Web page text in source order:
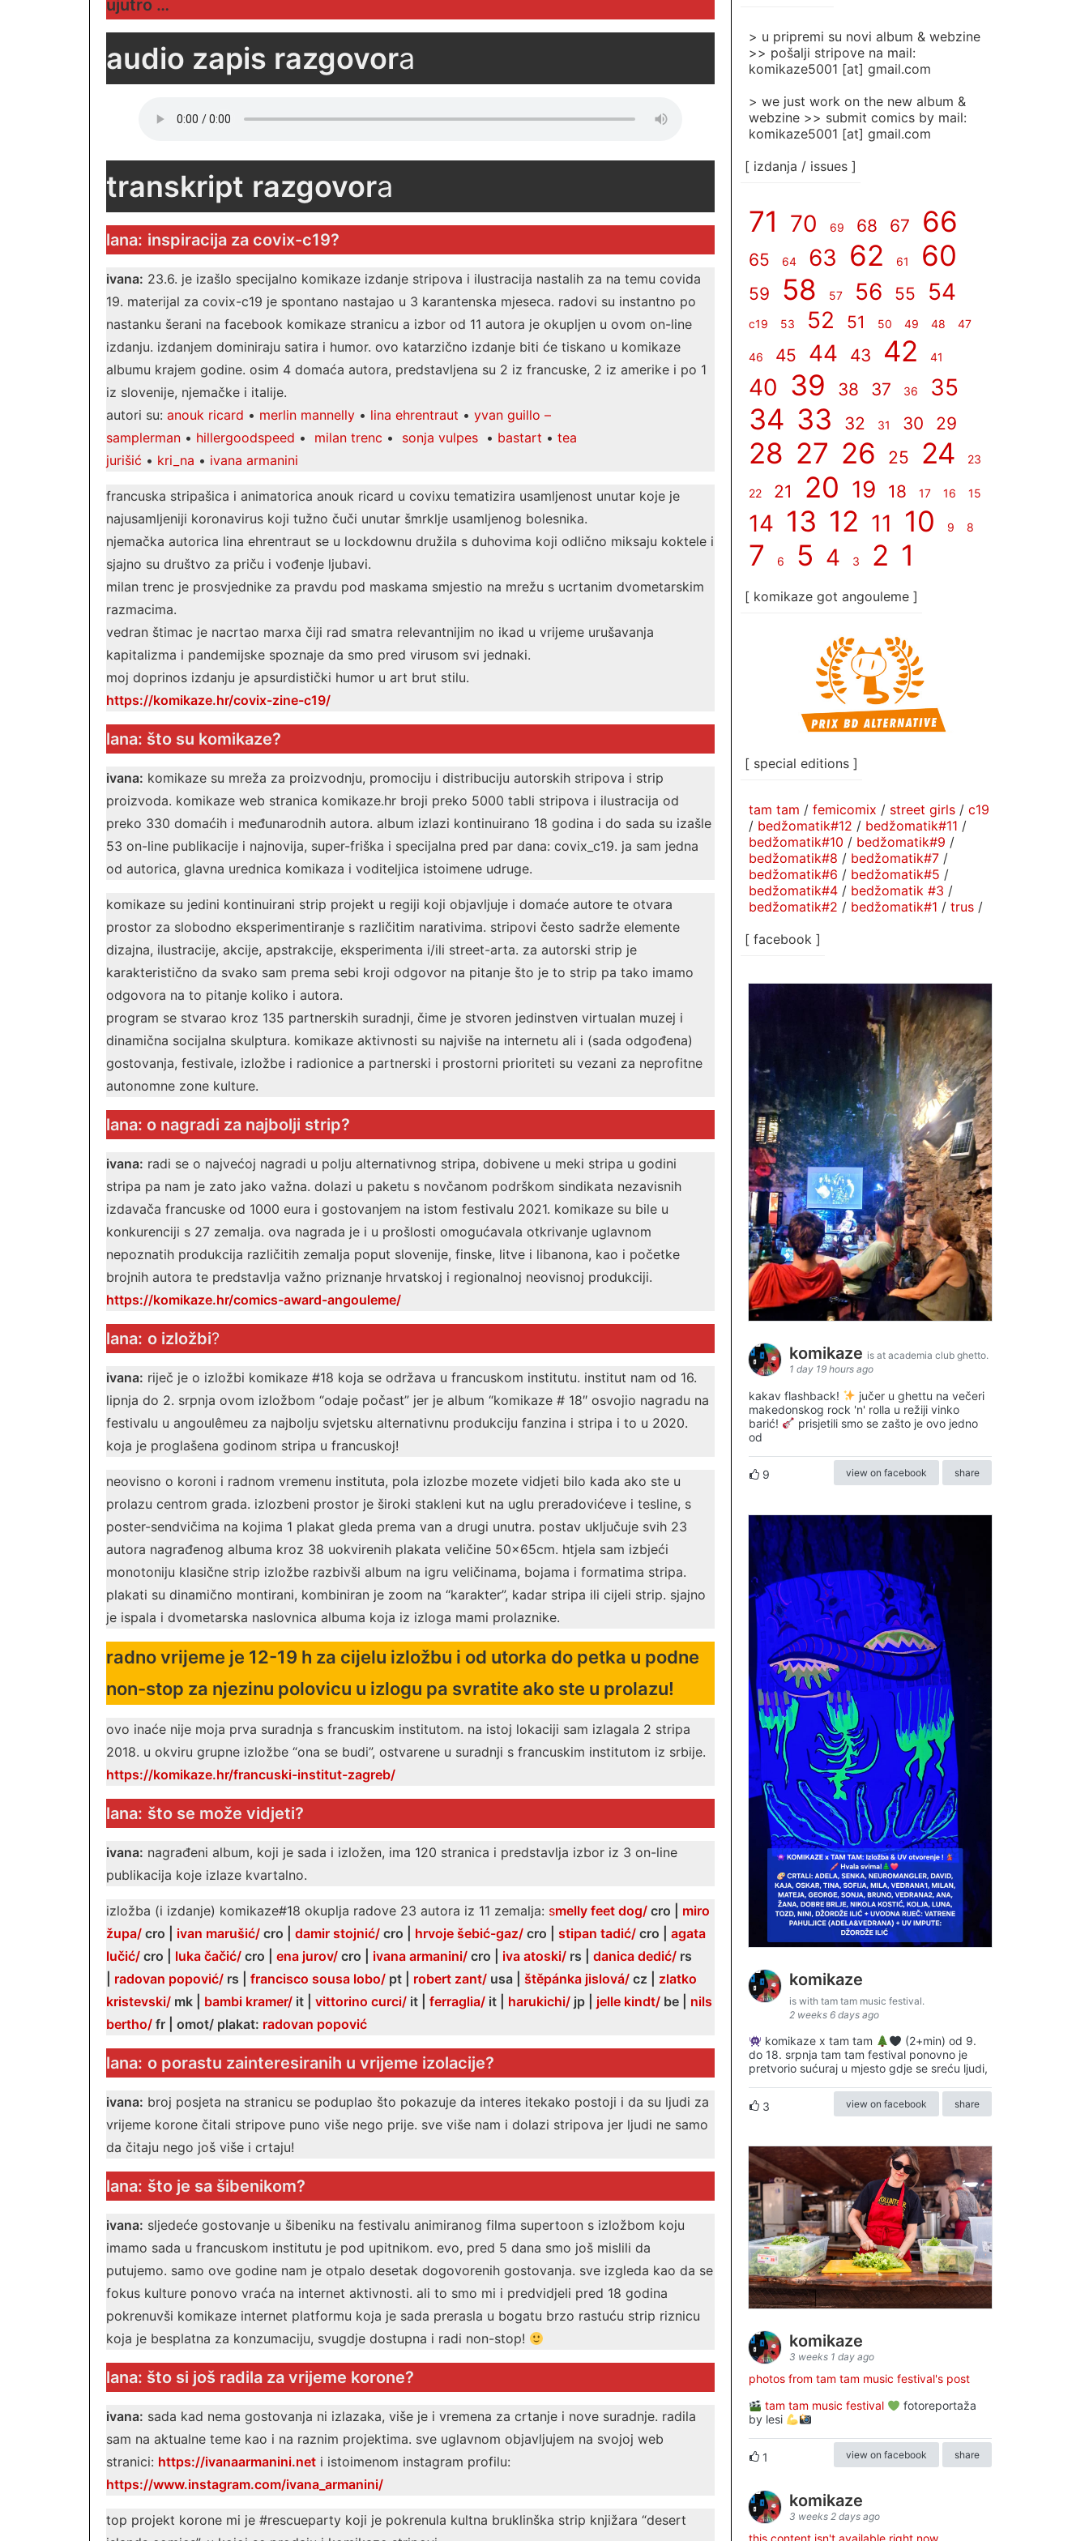
ujutro …
audio zapis razgovora
transkript razgovora
lana: inspiracija za covix-c19?
ivana: 23.6. je izašlo specijalno komikaze izdanje stripova i ilustracija nastalih za na temu covida
19. materijal za covix-c19 je spontano nastajao u 3 karantenska mjeseca. radovi su instantno po
nastanku šerani na facebook komikaze stranicu a izbor od 11 autora je okupljen u ovom on-line
izdanju. izdanjem dominiraju satira i humor. ovo katarzično izdanje biti će tiskano u komikaze
albumu krajem godine. osim 4 domaća autora, predstavljena su 2 iz francuske, 2 iz amerike i po 1
iz slovenije, njemačke i italije.
autori su: anouk ricard • merlin mannelly • lina ehrentraut • yvan guillo –
samplerman • hillergoodspeed • milan trenc • sonja vulpes • bastart • tea
jurišić • kri_na • ivana armanini
francuska stripašica i animatorica anouk ricard u covixu tematizira usamljenost unutar koje je
najusamljeniji koronavirus koji tužno čuči unutar šmrklje usamljenog bolesnika.
njemačka autorica lina ehrentraut se u lockdownu družila s duhovima koji odlično miksaju koktele i
sjajno su društvo za priču i vođenje ljubavi.
milan trenc je prosvjednike za pravdu pod maskama smjestio na mrežu s ucrtanim dvometarskim
razmacima.
vedran štimac je nacrtao marxa čiji rad smatra relevantnijim no ikad u vrijeme urušavanja
kapitalizma i pandemijske spoznaje da smo pred virusom svi jednaki.
moj doprinos izdanju je apsurdistički humor u art brut stilu.
https://komikaze.hr/covix-zine-c19/
lana: što su komikaze?
ivana: komikaze su mreža za proizvodnju, promociju i distribuciju autorskih stripova i strip
proizvoda. komikaze web stranica komikaze.hr broji preko 5000 tabli stripova i ilustracija od
preko 330 domaćih i međunarodnih autora. album izlazi kontinuirano 18 godina i do sada su izašle
53 on-line publikacije i najnovija, super-friška i specijalna pred par dana: covix_c19. ja sam jedna
od autorica, glavna urednica komikaza i voditeljica istoimene udruge.
komikaze su jedini kontinuirani strip projekt u regiji koji objavljuje i domaće autore te otvara
prostor za slobodno eksperimentiranje s različitim narativima. stripovi često sadrže elemente
dizajna, ilustracije, akcije, apstrakcije, eksperimenta i/ili street-arta. za autorski strip je
karakteristično da svako sam prema sebi kroji odgovor na pitanje što je to strip pa tako imamo
odgovora na to pitanje koliko i autora.
program se stvarao kroz 135 partnerskih suradnji, čime je stvoren jedinstven virtualan muzej i
dinamična socijalna skulptura. komikaze aktivnosti su najviše na internetu ali i (sada odgođena)
gostovanja, festivale, izložbe i radionice a partnerski i prostorni prioriteti su vezani za neprofitne
autonomne zone kulture.
lana: o nagradi za najbolji strip?
ivana: radi se o najvećoj nagradi u polju alternativnog stripa, dobivene u meki stripa u godini
stripa pa nam je zato jako važna. dolazi u paketu s novčanom podrškom sindikata nezavisnih
izdavača francuske od 1000 eura i gostovanjem na istom festivalu 2021. komikaze su bile u
konkurenciji s 27 zemalja. ova nagrada je i u prošlosti omogućavala otkrivanje uglavnom
nepoznatih produkcija različitih zemalja poput slovenije, finske, litve i libanona, kao i početke
brojnih autora te predstavlja važno priznanje hrvatskoj i regionalnoj neovisnoj produkciji.
https://komikaze.hr/comics-award-angouleme/
lana: o izložbi?
ivana: riječ je o izložbi komikaze #18 koja se održava u francuskom institutu. institut nam od 16.
lipnja do 2. srpnja ovom izložbom “odaje počast” jer je album “komikaze # 18″ osvojio nagradu na
festivalu u angoulêmeu za najbolju svjetsku alternativnu produkciju fanzina i stripa i to u 2020.
koja je proglašena godinom stripa u francuskoj!
neovisno o koroni i radnom vremenu instituta, pola izlozbe mozete vidjeti bilo kada ako ste u
prolazu centrom grada. izlozbeni prostor je široki stakleni kut na uglu preradovićeve i tesline, s
poster-sendvičima na kojima 1 plakat gleda prema van a drugi unutra. postav uključuje svih 23
autora nagrađenog albuma kroz 38 uokvirenih plakata veličine 50x65cm. htjela sam izbjeći
monotoniju klasične strip izložbe razbivši album na igru veličinama, bojama i formatima stripa.
plakati su dinamično montirani, kombiniran je zoom na “karakter”, kadar stripa ili cijeli strip. sjajno
je ispala i dvometarska naslovnica albuma koja iz izloga mami prolaznike.
radno vrijeme je 12-19 h za cijelu izložbu i od utorka do petka u podne
non-stop za njezinu polovicu u izlogu pa svratite ako ste u prolazu!
ovo inaće nije moja prva suradnja s francuskim institutom. na istoj lokaciji sam izlagala 2 stripa
2018. u okviru grupne izložbe “ona se budi”, ostvarene u suradnji s francuskim institutom iz srbije.
https://komikaze.hr/francuski-institut-zagreb/
lana: što se može vidjeti?
ivana: nagrađeni album, koji je sada i izložen, ima 120 stranica i predstavlja izbor iz 3 on-line
publikacija koje izlaze kvartalno.
izložba (i izdanje) komikaze#18 okuplja radove 23 autora iz 11 zemalja: smelly feet dog/ cro | miro
župa/ cro | ivan marušić/ cro | damir stojnić/ cro | hrvoje šebić-gaz/ cro | stipan tadić/ cro | agata
lučić/ cro | luka čačić/ cro | ena jurov/ cro | ivana armanini/ cro | iva atoski/ rs | danica dedić/ rs
radovan popović/ rs | francisco sousa lobo/ pt | robert zant/ usa | štěpánka jislová/ cz | zlatko
kristevski/ mk | bambi kramer/ it | vittorino curci/ it | ferraglia/ it | harukichi/ jp | jelle kindt/ be | nils
bertho/ fr | omot/ plakat: radovan popović
lana: o porastu zainteresiranih u vrijeme izolacije?
ivana: broj posjeta na stranicu se poduplao što pokazuje da interes itekako postoji i da su ljudi za
vrijeme korone čitali stripove puno više nego prije. sve više nam i dolazi stripova jer ljudi ne samo
da čitaju nego još više i crtaju!
lana: što je sa šibenikom?
ivana: sljedeće gostovanje u šibeniku na festivalu animiranog filma supertoon s izložbom koju
imamo sada u francuskom institutu je pod upitnikom. evo, pred 5 dana smo još mislili da
putujemo. samo ove godine nam je otpalo desetak dogovorenih gostovanja. sve izgleda kao da se
fokus kulture ponovo vraća na internet aktivnosti. ali to smo mi i predvidjeli pred 18 godina
pokrenuvši komikaze internet platformu koja je sada prerasla u bogatu brzo rastuću strip riznicu
koja je besplatna za konzumaciju, svugdje dostupna i radi non-stop!
lana: što si još radila za vrijeme korone?
ivana: sada kad nema gostovanja ni izlazaka, više je i vremena za crtanje i nove suradnje. radila
sam na aktualne teme kao i na raznim projektima. sve uglavnom objavljujem na svojoj web
stranici: https://ivanaarmanini.net i istoimenom instagram profilu:
https://www.instagram.com/ivana_armanini/
top projekt korone mi je #rescueparty koji je pokrenula kultna bruklinška strip knjižara “desert
> u pripremi su novi album & webzine
>> pošalji stripove na mail:
komikaze5001 [at] gmail.com
> we just work on the new album &
webzine >> submit comics by mail:
komikaze5001 [at] gmail.com
[ izdanja / issues ]
71 70 69 68 67 66
65 64 63 62 61 60
59 58 57 56 55 54
c19 53 52 51 50 49 48 47
46 45 44 43 42 41
40 39 38 37 36 35
34 33 32 31 30 29
28 27 26 25 24 23
22 21 20 19 18 17 16 15
14 13 12 11 10 9 8
7 6 5 4 3 2 1
[ komikaze got angouleme ]
[ special editions ]
tam tam / femicomix / street girls / c19
/ bedžomatik#12 / bedžomatik#11 /
bedžomatik#10 / bedžomatik#9 /
bedžomatik#8 / bedžomatik#7 /
bedžomatik#6 / bedžomatik#5 /
bedžomatik#4 / bedžomatik #3 /
bedžomatik#2 / bedžomatik#1 / trus /
[ facebook ]
komikaze is at academia club ghetto.
1 day 19 hours ago
kakav flashback!
jučer u ghettu na večeri
makedonskog rock 'n' rolla u režiji vinko
barić!
prisjetili smo se zašto je ovo jedno
od
9 view on facebook share
komikaze
is with tam tam music festival.
2 weeks 6 days ago
komikaze x tam tam
(2+min) od 9.
do 18. srpnja tam tam festival ponovno je
pretvorio sućuraj u mjesto gdje se sreću ljudi,
3 view on facebook share
komikaze
3 weeks 1 day ago
photos from tam tam music festival's post
tam tam music festival
fotoreportaža
by lesi
1 view on facebook share
komikaze
3 weeks 2 days ago